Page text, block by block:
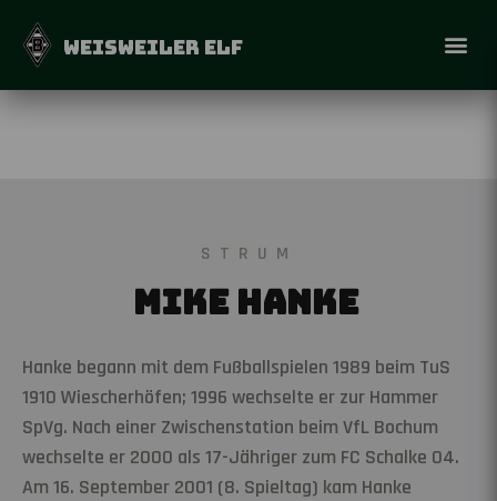
WEISWEILER ELF
STRUM
Mike Hanke
Hanke begann mit dem Fußballspielen 1989 beim TuS
1910 Wiescherhöfen; 1996 wechselte er zur Hammer
SpVg. Nach einer Zwischenstation beim VfL Bochum
wechselte er 2000 als 17-Jähriger zum FC Schalke 04.
Am 16. September 2001 (8. Spieltag) kam Hanke